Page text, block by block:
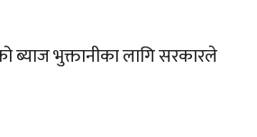
ब्याज भुक्तानीका लागि सरकारले